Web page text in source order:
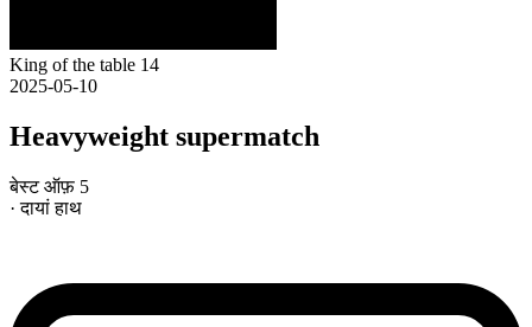
King of the table 14
2025-05-10
Heavyweight supermatch
बेस्ट ऑफ़ 5
· दायां हाथ